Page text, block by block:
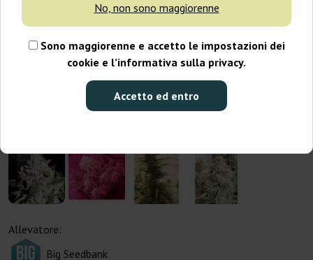
No, non sono maggiorenne
Sono maggiorenne e accetto le impostazioni dei
cookie e l’informativa sulla privacy.
Accetto ed entro
Allevatore:
Big Seedbank